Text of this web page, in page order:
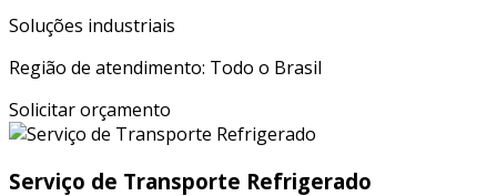
Soluções industriais
Região de atendimento: Todo o Brasil
Solicitar orçamento
Serviço de Transporte Refrigerado